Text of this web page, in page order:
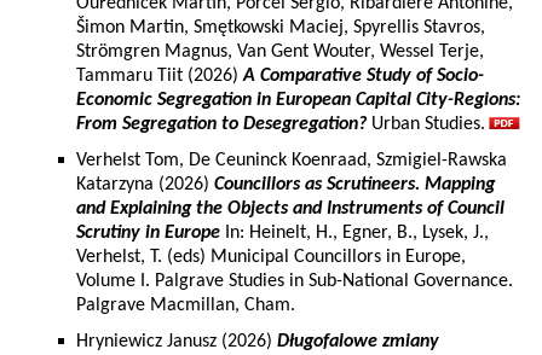
Šimon Martin, Smętkowski Maciej, Spyrellis Stavros,
Strömgren Magnus, Van Gent Wouter, Wessel Terje,
Tammaru Tiit (2026)A Comparative Study of Socio-
Economic Segregation in European Capital City-Regions:
From Segregation to Desegregation? Urban Studies.
Verhelst Tom, De Ceuninck Koenraad, Szmigiel-Rawska
Katarzyna (2026) Councillors as Scrutineers. Mapping
and Explaining the Objects and Instruments of Council
Scrutiny in Europe In: Heinelt, H., Egner, B., Lysek, J.,
Verhelst, T. (eds) Municipal Councillors in Europe,
Volume I. Palgrave Studies in Sub-National Governance.
Palgrave Macmillan, Cham.
Hryniewicz Janusz (2026) Długofalowe zmiany